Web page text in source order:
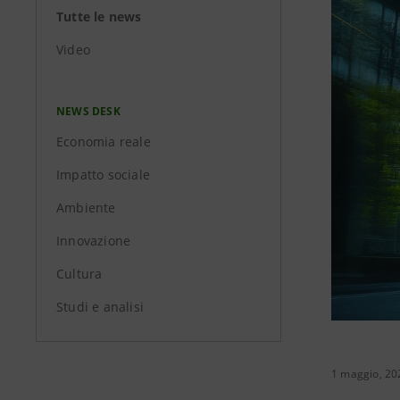
Tutte le news
Video
NEWS DESK
Economia reale
Impatto sociale
Ambiente
Innovazione
Cultura
Studi e analisi
1 maggio,